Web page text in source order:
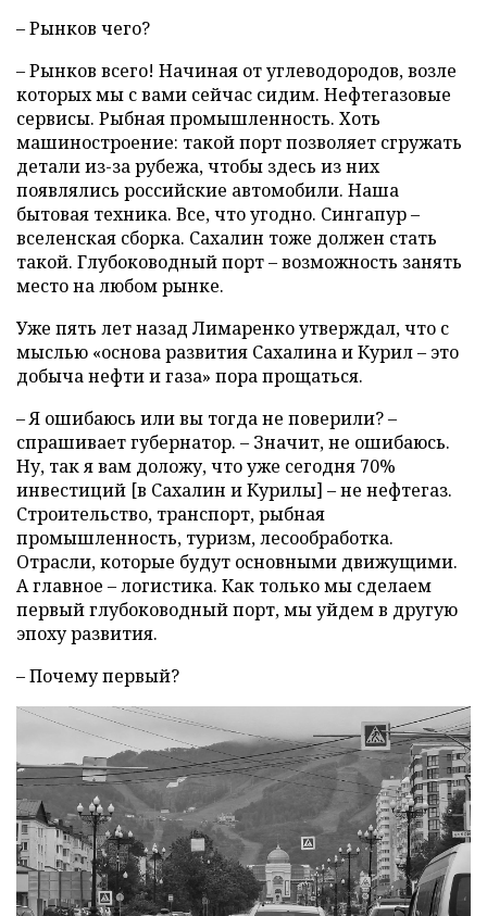
– Рынков чего?
– Рынков всего! Начиная от углеводородов, возле
которых мы с вами сейчас сидим. Нефтегазовые
сервисы. Рыбная промышленность. Хоть
машиностроение: такой порт позволяет сгружать
детали из-за рубежа, чтобы здесь из них
появлялись российские автомобили. Наша
бытовая техника. Все, что угодно. Сингапур –
вселенская сборка. Сахалин тоже должен стать
такой. Глубоководный порт – возможность занять
место на любом рынке.
Уже пять лет назад Лимаренко утверждал, что с
мыслью «основа развития Сахалина и Курил – это
добыча нефти и газа» пора прощаться.
– Я ошибаюсь или вы тогда не поверили? –
спрашивает губернатор. – Значит, не ошибаюсь.
Ну, так я вам доложу, что уже сегодня 70%
инвестиций [в Сахалин и Курилы] – не нефтегаз.
Строительство, транспорт, рыбная
промышленность, туризм, лесообработка.
Отрасли, которые будут основными движущими.
А главное – логистика. Как только мы сделаем
первый глубоководный порт, мы уйдем в другую
эпоху развития.
– Почему первый?